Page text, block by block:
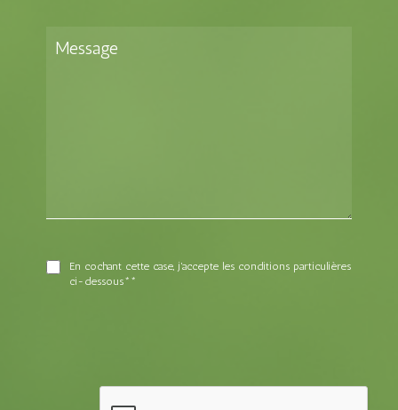
En cochant cette case, j'accepte les conditions particulières
ci-dessous**